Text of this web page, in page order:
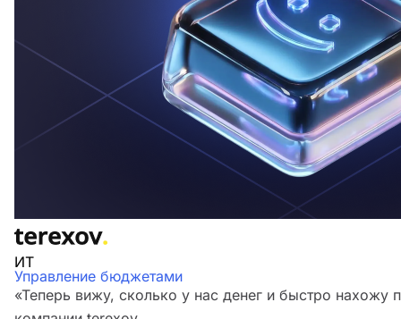
ИТ
Управление бюджетами
«Теперь вижу, сколько у нас денег и быстро нахожу